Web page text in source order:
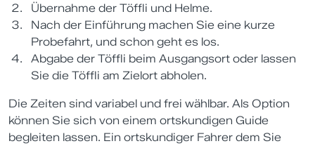
Übernahme der Töffli und Helme.
Nach der Einführung machen Sie eine kurze
Probefahrt, und schon geht es los.
Abgabe der Töffli beim Ausgangsort oder lassen
Sie die Töffli am Zielort abholen.
Die Zeiten sind variabel und frei wählbar. Als Option
können Sie sich von einem ortskundigen Guide
begleiten lassen. Ein ortskundiger Fahrer dem Sie